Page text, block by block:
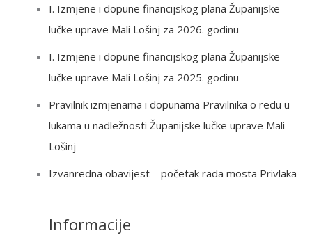
f
o
r
:
I. Izmjene i dopune financijskog plana Županijske
lučke uprave Mali Lošinj za 2026. godinu
I. Izmjene i dopune financijskog plana Županijske
lučke uprave Mali Lošinj za 2025. godinu
Pravilnik izmjenama i dopunama Pravilnika o redu u
lukama u nadležnosti Županijske lučke uprave Mali
Lošinj
Izvanredna obavijest – početak rada mosta Privlaka
Informacije